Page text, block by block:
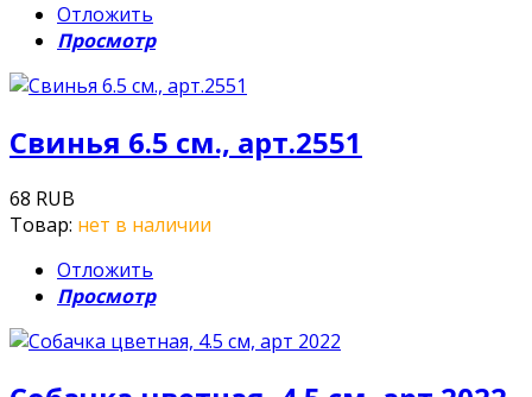
Отложить
Просмотр
Свинья 6.5 см., арт.2551
68 RUB
Товар: нет в наличии
Отложить
Просмотр